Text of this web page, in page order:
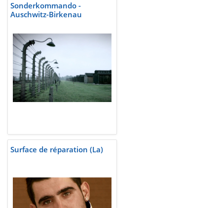
Sonderkommando -
Auschwitz-Birkenau
Surface de réparation (La)